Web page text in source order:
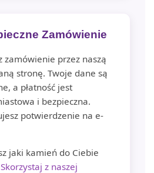
Zamówienie
zamówienie przez naszą
stronę. Twoje dane są
a płatność jest
i bezpieczna.
potwierdzenie na e-
jaki kamień do Ciebie
Skorzystaj z naszej